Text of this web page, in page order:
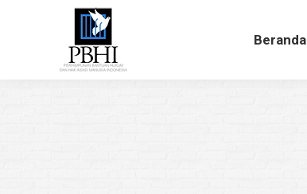
Beranda
Beranda